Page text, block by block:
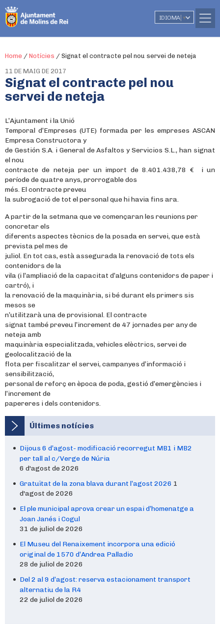
IDIOMA ▼
Home / Notícies / Signat el contracte pel nou servei de neteja
11 DE MAIG DE 2017
Signat el contracte pel nou
servei de neteja
L’Ajuntament i la Unió
Temporal d’Empreses (UTE) formada per les empreses ASCAN
Empresa Constructora y
de Gestión S.A. i General de Asfaltos y Servicios S.L., han signat
el nou
contracte de neteja per un import de 8.401.438,78 € i un
període de quatre anys, prorrogable dos
més. El contracte preveu
la subrogació de tot el personal que hi havia fins ara.
A partir de la setmana que ve començaran les reunions per
concretar els
diferents aspectes tècnics de la posada en servei, que està
prevista pel mes de
juliol. En tot cas, està assegurada la renovació de tots els
contenidors de la
vila (i l’ampliació de la capacitat d’alguns contenidors de paper i
cartró), i
la renovació de la maquinària, si bé durant els primers sis
mesos se
n’utilitzarà una de provisional. El contracte
signat també preveu l’increment de 47 jornades per any de
neteja amb
maquinària especialitzada, vehicles elèctrics, servei de
geolocalització de la
flota per fiscalitzar el servei, campanyes d’informació i
sensibilització,
personal de reforç en època de poda, gestió d’emergències i
l’increment de
papereres i dels contenidors.
Últimes notícies
Dijous 6 d’agost- modificació recorregut MB1 i MB2
per tall al c/Verge de Núria
6 d'agost de 2026
Gratuïtat de la zona blava durant l’agost 2026 1
d'agost de 2026
El ple municipal aprova crear un espai d’homenatge a
Joan Janés i Cogul
31 de juliol de 2026
El Museu del Renaixement incorpora una edició
original de 1570 d’Andrea Palladio
28 de juliol de 2026
Del 2 al 9 d’agost: reserva estacionament transport
alternatiu de la R4
22 de juliol de 2026